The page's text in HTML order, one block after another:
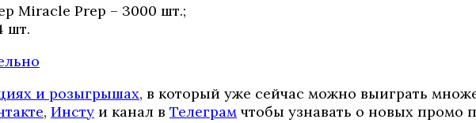
Miracle Prep – 3000 шт.;
шт.
и розыгрышах, в который уже сейчас можно выиграть
, Инcтy и канал в Телеграм чтобы узнавать о новых промо